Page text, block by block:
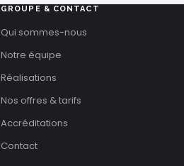
GROUPE & CONTACT
Qui sommes-nous
Notre équipe
Réalisations
Nos offres & tarifs
Accréditations
Contact